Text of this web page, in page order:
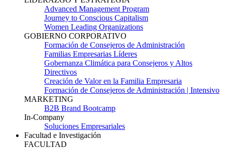
Advanced Management Program
Journey to Conscious Capitalism
Women Leading Organizations
GOBIERNO CORPORATIVO
Formación de Consejeros de Administración
Familias Empresarias Líderes
Gobernanza Climática para Consejeros y Altos
Directivos
Creación de Valor en la Familia Empresaria
Formación de Consejeros de Administración | Intensivo
MARKETING
B2B Brand Bootcamp
In-Company
Soluciones Empresariales
Facultad e Investigación
FACULTAD